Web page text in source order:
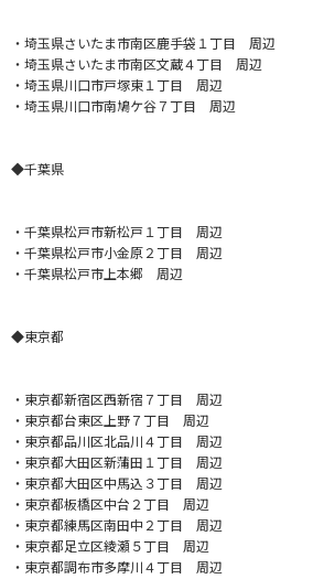
・ 埼玉県さいたま市南区鹿手袋１丁目 周辺
・埼玉県さいたま市南区文蔵４丁目 周辺
・埼玉県川口市戸塚東１丁目 周辺
・埼玉県川口市南鳩ケ谷７丁目 周辺
◆千葉県
・ 千葉県松戸市新松戸１丁目 周辺
・千葉県松戸市小金原２丁目 周辺
・千葉県松戸市上本郷 周辺
◆東京都
・ 東京都新宿区西新宿７丁目 周辺
・東京都台東区上野７丁目 周辺
・東京都品川区北品川４丁目 周辺
・東京都大田区新蒲田１丁目 周辺
・東京都大田区中馬込３丁目 周辺
・東京都板橋区中台２丁目 周辺
・東京都練馬区南田中２丁目 周辺
・東京都足立区綾瀬５丁目 周辺
・東京都調布市多摩川４丁目 周辺